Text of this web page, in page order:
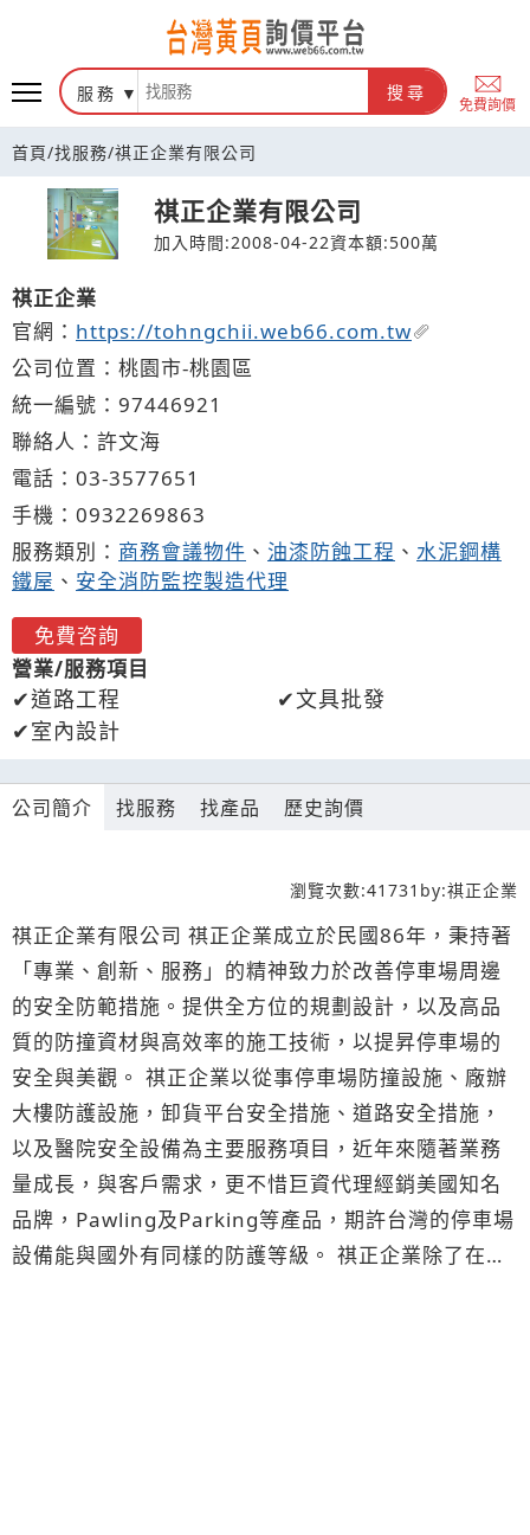
台灣黃頁詢價平台
服務 搜尋
免費詢價
首頁/找服務/祺正企業有限公司
祺正企業有限公司
加入時間:2008-04-22資本額:500萬
祺正企業
官網： https://tohngchii.web66.com.tw
公司位置：桃園市-桃園區
統一編號：97446921
聯絡人：許文海
電話： 03-3577651
手機： 0932269863
服務類別： 商務會議物件 、 油漆防蝕工程 、 水泥鋼構
鐵屋 、 安全消防監控製造代理
免費咨詢
營業/服務項目
道路工程
文具批發
室內設計
公司簡介 找服務 找產品 歷史詢價
瀏覽次數:41731 by:祺正企業
祺正企業有限公司 祺正企業成立於民國86年，秉持著
「專業、創新、服務」的精神致力於改善停車場周邊
的安全防範措施。提供全方位的規劃設計，以及高品
質的防撞資材與高效率的施工技術，以提昇停車場的
安全與美觀。 祺正企業以從事停車場防撞設施、廠辦
大樓防護設施，卸貨平台安全措施、道路安全措施，
以及醫院安全設備為主要服務項目，近年來隨著業務
量成長，與客戶需求，更不惜巨資代理經銷美國知名
品牌，Pawling及Parking等產品，期許台灣的停車場
設備能與國外有同樣的防護等級。 祺正企業除了在停